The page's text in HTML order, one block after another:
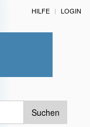
HILFE LOGIN
Suchen